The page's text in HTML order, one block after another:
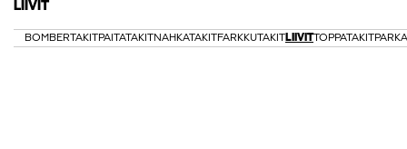
LIIVIT
BOMBERTAKITPAITATAKITNAHKATAKITFARKKUTAKITLIIVITTOPPATAKIT